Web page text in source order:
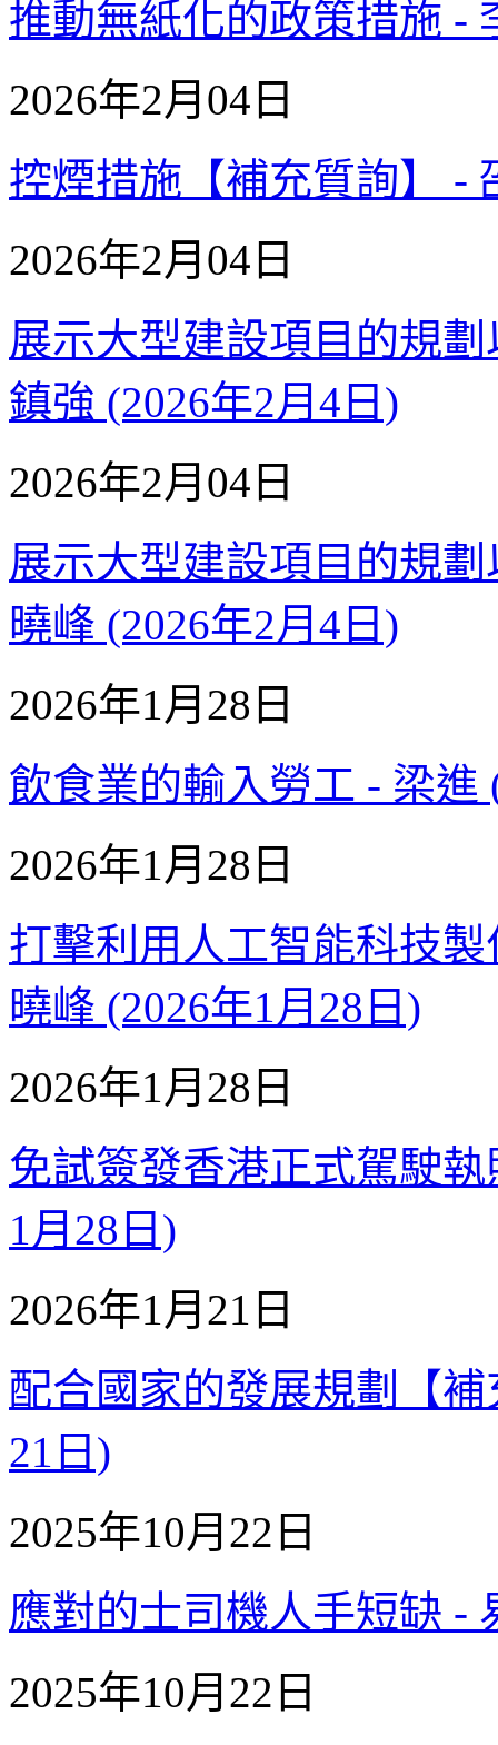
推動無紙化的政策措施 -
2026年2月04日
控煙措施【補充質詢】 -
2026年2月04日
展示大型建設項目的規
鎮強 (2026年2月4日)
2026年2月04日
展示大型建設項目的規
曉峰 (2026年2月4日)
2026年1月28日
飲食業的輸入勞工 - 梁進
2026年1月28日
打擊利用人工智能科技
曉峰 (2026年1月28日)
2026年1月28日
免試簽發香港正式駕駛
1月28日)
2026年1月21日
配合國家的發展規劃【
21日)
2025年10月22日
應對的士司機人手短缺 -
2025年10月22日